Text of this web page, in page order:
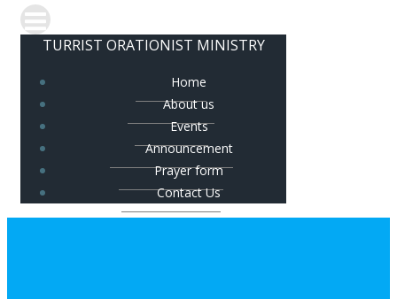
TURRIST ORATIONIST MINISTRY
Home
About us
Events
Announcement
Prayer form
Contact Us